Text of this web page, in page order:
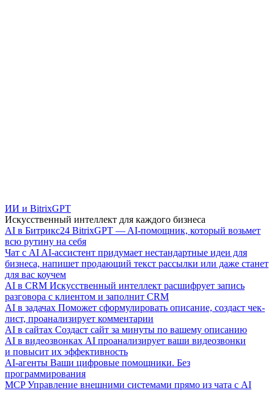
ИИ и BitrixGPT
Искусственный интеллект для каждого бизнеса
AI в Битрикс24 BitrixGPT — AI-помощник, который возьмет
всю рутину на себя
Чат с AI AI-ассистент придумает нестандартные идеи для
бизнеса, напишет продающий текст рассылки или даже станет
для вас коучем
AI в CRM Искусственный интеллект расшифрует запись
разговора с клиентом и заполнит CRM
AI в задачах Поможет сформулировать описание, создаст чек-
лист, проанализирует комментарии
AI в сайтах Создаст сайт за минуты по вашему описанию
AI в видеозвонках AI проанализирует ваши видеозвонки
и повысит их эффективность
AI-агенты Ваши цифровые помощники. Без
программирования
MCP Управление внешними системами прямо из чата с AI